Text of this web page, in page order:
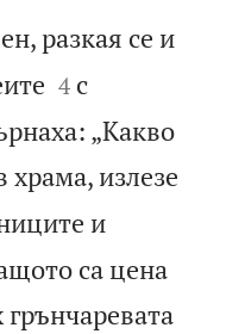
разкая се и

4 с
„Какво
излезе
и
са цена